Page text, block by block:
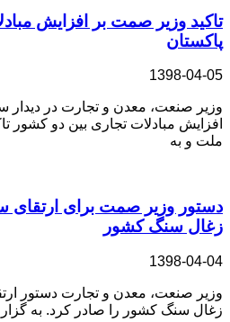
تاکید وزیر صمت بر افزایش
پاکستان
1398-04-05
وزیر صنعت، معدن و تجارت در دیدار
افزایش مبادلات تجاری بین دو کشور
ملت و به
دستور وزیر صمت برای ارتقای
زغال سنگ کشور
1398-04-04
وزیر صنعت، معدن و تجارت دستور
زغال سنگ کشور را صادر کرد. به